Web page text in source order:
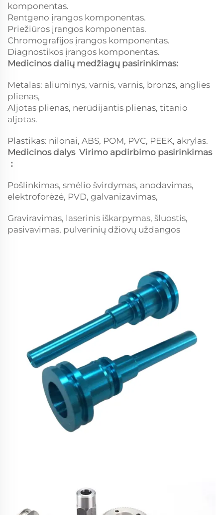
komponentas.
Rentgeno įrangos komponentas.
Priežiūros įrangos komponentas.
Chromografijos įrangos komponentas.
Diagnostikos įrangos komponentas.
Medicinos dalių medžiagų pasirinkimas:
Metalas: aliuminys, varnis, varnis, bronzs, anglies
plienas,
Aljotas plienas, nerūdijantis plienas, titanio
aljotas.
Plastikas: nilonai, ABS, POM, PVC, PEEK, akrylas.
Medicinos dalys Virimo apdirbimo pasirinkimas
：
Pošlinkimas, smėlio švirdymas, anodavimas,
elektroforėzė, PVD, galvanizavimas,
Graviravimas, laserinis iškarpymas, šluostis,
pasivavimas, pulverinių džiovų uždangos